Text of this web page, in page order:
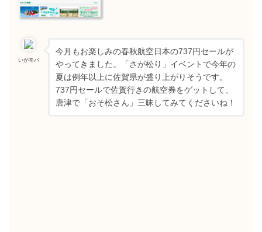
いがモバ
今月もお楽しみの春秋航空日本の737円セールが
やってきました。「さが松り」イベントで今年の
夏は例年以上に佐賀県が盛り上がりそうです。
737円セールで佐賀行きの航空券をゲットして、
唐津で「おそ松さん」三昧してみてくださいね！